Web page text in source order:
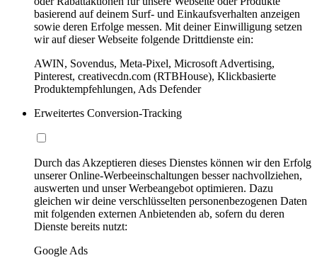
basierend auf deinem Surf- und Einkaufsverhalten anzeigen
sowie deren Erfolge messen. Mit deiner Einwilligung setzen
wir auf dieser Webseite folgende Drittdienste ein:
AWIN, Sovendus, Meta-Pixel, Microsoft Advertising,
Pinterest, creativecdn.com (RTBHouse), Klickbasierte
Produktempfehlungen, Ads Defender
Erweitertes Conversion-Tracking
Durch das Akzeptieren dieses Dienstes können wir den Erfolg
unserer Online-Werbeeinschaltungen besser nachvollziehen,
auswerten und unser Werbeangebot optimieren. Dazu
gleichen wir deine verschlüsselten personenbezogenen Daten
mit folgenden externen Anbietenden ab, sofern du deren
Dienste bereits nutzt:
Google Ads